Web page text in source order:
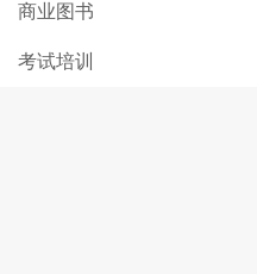
商业图书
考试培训